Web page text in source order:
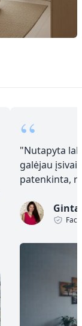
“
"Nutapyta
galėjau
patenkinta,